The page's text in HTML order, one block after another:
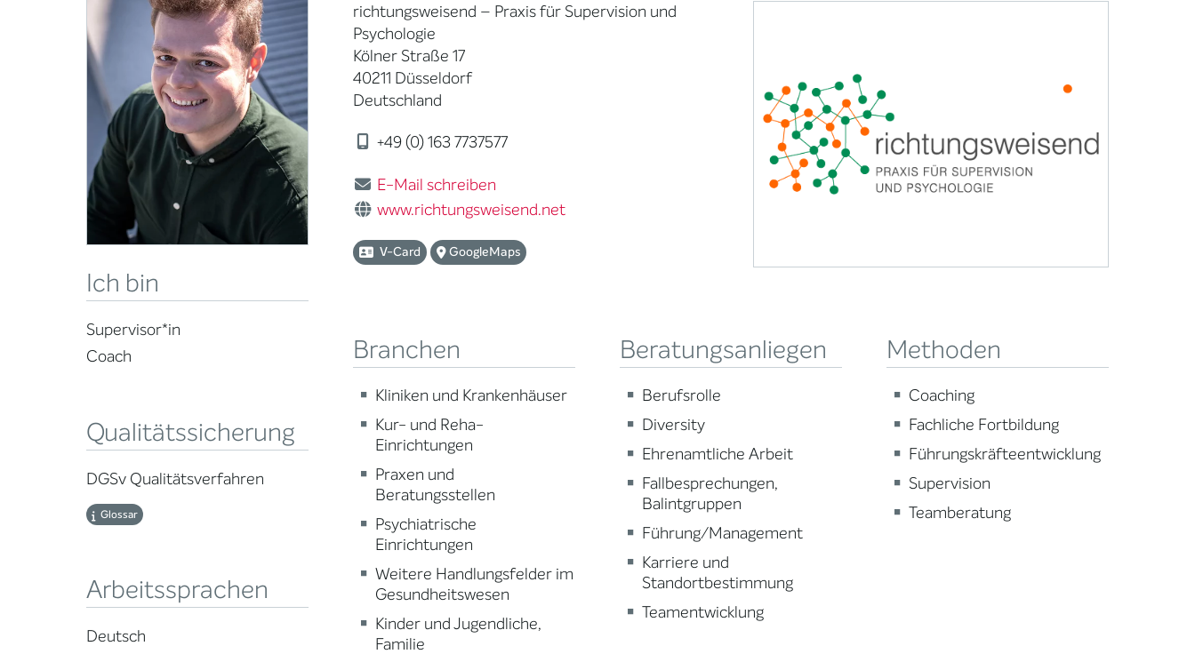
Ich bin
Supervisor*in
Coach
Qualitätssicherung
DGSv Qualitätsverfahren
Glossar
Arbeitssprachen
Deutsch
richtungsweisend – Praxis für Supervision und
Psychologie
Kölner Straße 17
40211 Düsseldorf
Deutschland
+49 (0) 163 7737577
E-Mail schreiben
www.richtungsweisend.net
V-Card GoogleMaps
Branchen
Kliniken und Krankenhäuser
Kur- und Reha-
Einrichtungen
Praxen und
Beratungsstellen
Psychiatrische
Einrichtungen
Weitere Handlungsfelder im
Gesundheitswesen
Kinder und Jugendliche,
Familie
Beratungsanliegen
Berufsrolle
Diversity
Ehrenamtliche Arbeit
Fallbesprechungen,
Balintgruppen
Führung/Management
Karriere und
Standortbestimmung
Teamentwicklung
Methoden
Coaching
Fachliche Fortbildung
Führungskräfteentwicklung
Supervision
Teamberatung